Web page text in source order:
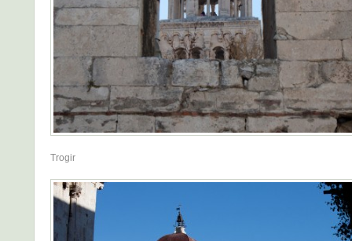
Trogir